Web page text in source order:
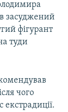
засуджений
фігурант
туди
чого